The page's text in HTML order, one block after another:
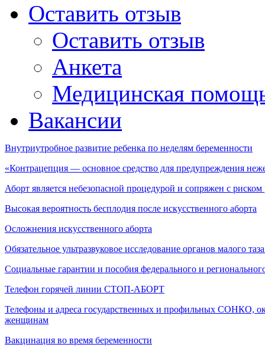
Оставить отзыв
Оставить отзыв
Анкета
Медицинская
Вакансии
Внутриутробное развитие ребенка по неделям беременности
«Контрацепция — основное средство для предупреждения
Аборт является небезопасной процедурой и сопряжен с
Высокая вероятность бесплодия после искусственного аборта
Осложнения искусственного аборта
Обязательное ультразвуковое исследование органов малого
Социальные гарантии и пособия федерального и
Телефон горячей линии СТОП-АБОРТ
Телефоны и адреса государственных и профильных СОНКО,
женщинам
Вакцинация во время беременности